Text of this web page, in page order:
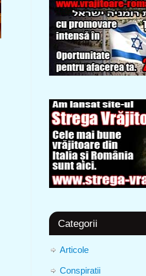
Categorii
Articole
Conspiratii